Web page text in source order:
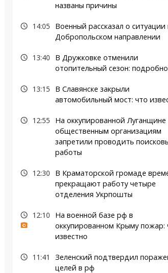
названы причины
14:05
Военный рассказал о ситуации
Добропольском направлении
13:40
В Дружковке отменили
отопительный сезон:
13:15
В Славянске закрыли
автомобильный мост: что
12:55
На оккупированной Луганщине
общественным организациям
запретили проводить
работы
12:30
В Краматорской громаде
прекращают работу четыре
отделения Укрпошты
12:10
На военной базе рф в
оккупированном Крыму пожар:
известно
11:41
Зеленский подтвердил
целей в рф